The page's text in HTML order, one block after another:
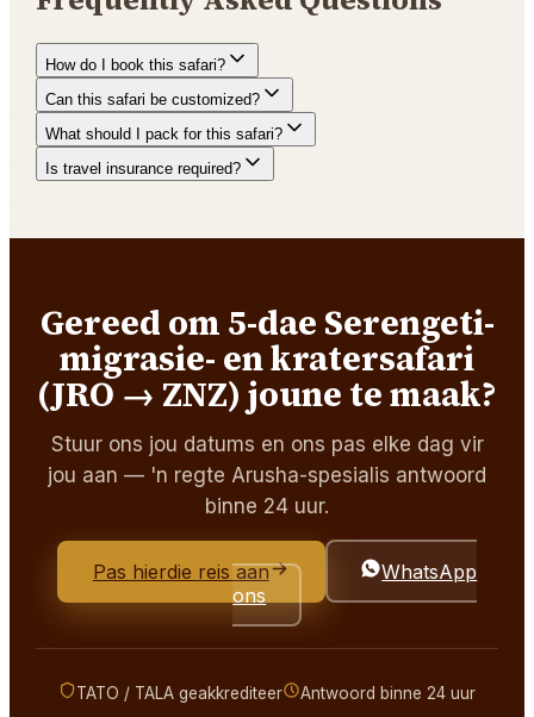
How do I book this safari?
Can this safari be customized?
What should I pack for this safari?
Is travel insurance required?
Gereed om 5-dae Serengeti-
migrasie- en kratersafari
(JRO → ZNZ) joune te maak?
Stuur ons jou datums en ons pas elke dag vir
jou aan — 'n regte Arusha-spesialis antwoord
binne 24 uur.
Pas hierdie reis aan
WhatsApp
ons
TATO / TALA geakkrediteer Antwoord binne 24 uur